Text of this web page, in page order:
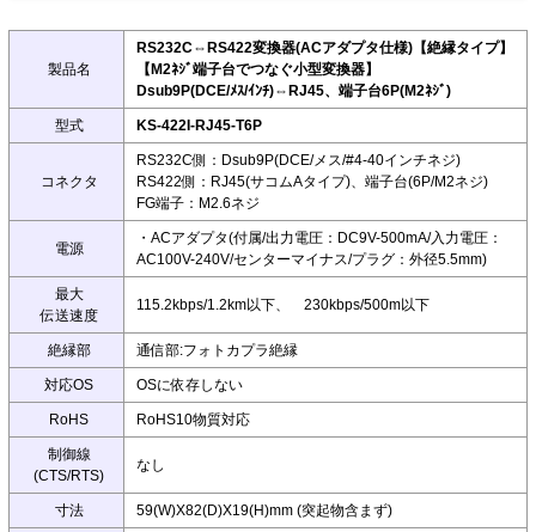
製品名
RS232C⇔RS422変換器(ACアダプタ仕様)【絶縁タイプ】
【M2ﾈｼﾞ端子台でつなぐ小型変換器】
Dsub9P(DCE/ﾒｽ/ｲﾝﾁ)⇔RJ45、端子台6P(M2ﾈｼﾞ)
型式 KS-422I-RJ45-T6P
コネクタ
RS232C側：Dsub9P(DCE/メス/#4-40インチネジ)
RS422側：RJ45(サコムAタイプ)、端子台(6P/M2ネジ)
FG端子：M2.6ネジ
電源
・ACアダプタ(付属/出力電圧：DC9V-500mA/入力電圧：
AC100V-240V/センターマイナス/プラグ：外径5.5mm)
最大
伝送速度
115.2kbps/1.2km以下、 230kbps/500m以下
絶縁部 通信部:フォトカプラ絶縁
対応OS OSに依存しない
RoHS RoHS10物質対応
制御線
(CTS/RTS)
なし
寸法 59(W)X82(D)X19(H)mm (突起物含まず)